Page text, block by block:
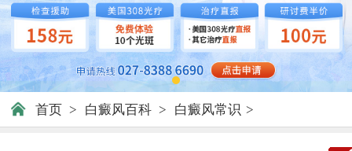
首页 > 白癜风百科 > 白癜风常识 >